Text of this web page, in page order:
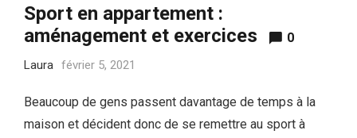
Sport en appartement :
aménagement et exercices
0
Laura février 5, 2021
Beaucoup de gens passent davantage de temps à la
maison et décident donc de se remettre au sport à